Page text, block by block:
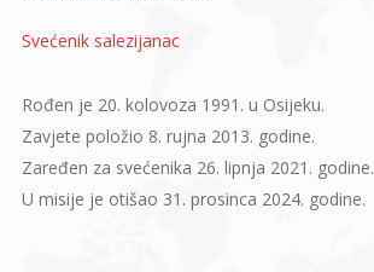
Svećenik salezijanac
Rođen je 20. kolovoza 1991. u Osijeku.
Zavjete položio 8. rujna 2013. godine.
Zaređen za svećenika 26. lipnja 2021. godine.
U misije je otišao 31. prosinca 2024. godine.